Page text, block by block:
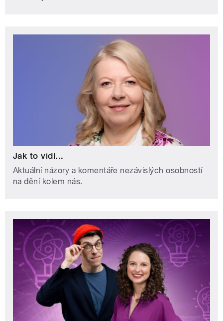
Jak to vidí...
Aktuální názory a komentáře nezávislých osobností
na dění kolem nás.